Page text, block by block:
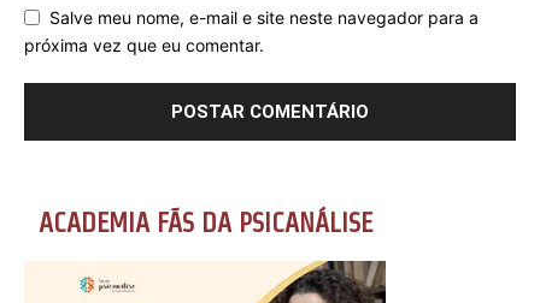
Salve meu nome, e-mail e site neste navegador para a
próxima vez que eu comentar.
ACADEMIA FÃS DA PSICANÁLISE